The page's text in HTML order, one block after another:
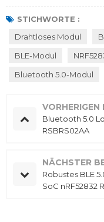
STICHWORTE :
Drahtloses Modul
BLE-Modul
Bluetooth 5.0-Modul
VORHERIGEN
Bluetooth 5.0
RSBRS02AA
NÄCHSTER
Robustes BLE
SoC nRF52832